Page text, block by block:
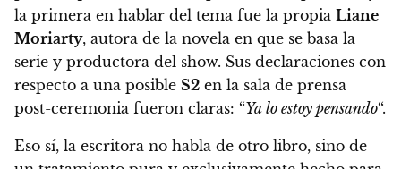
la primera en hablar del tema fue la propia Liane
Moriarty, autora de la novela en que se basa la
serie y productora del show. Sus declaraciones con
respecto a una posible S2 en la sala de prensa
post-ceremonia fueron claras: “Ya lo estoy pensando“.
Eso sí, la escritora no habla de otro libro, sino de